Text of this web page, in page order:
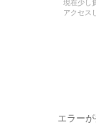
現在少し
アクセス
エラー